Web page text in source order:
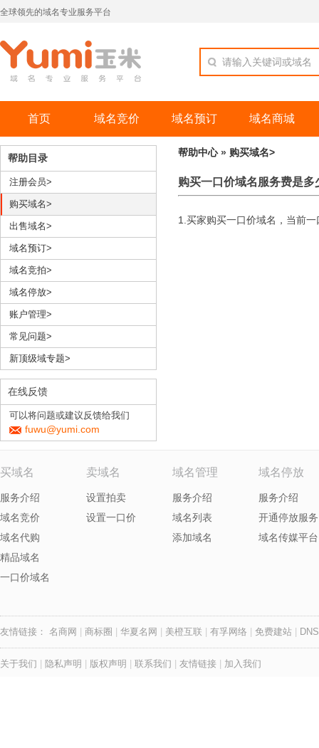
全球领先的域名专业服务平台
请输入关键词或域名
首页 域名竞价 域名预订 域名商城
帮助目录
注册会员>
购买域名>
出售域名>
域名预订>
域名竞拍>
域名停放>
账户管理>
常见问题>
新顶级域专题>
在线反馈
可以将问题或建议反馈给我们
fuwu@yumi.com
帮助中心» 购买域名>
购买一口价域名服务费是多
1.买家购买一口价域名，当前
买域名
服务介绍
域名竞价
域名代购
精品域名
一口价域名
卖域名
设置拍卖
设置一口价
域名管理
服务介绍
域名列表
添加域名
域名停放
服务介绍
开通停放服务
域名传媒平台
友情链接： 名商网 商标圈 华夏名网 美橙互联 有孚网络 免费建站
关于我们 隐私声明 版权声明 联系我们 友情链接 加入我们